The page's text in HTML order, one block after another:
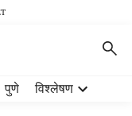
पुणे विश्लेषण